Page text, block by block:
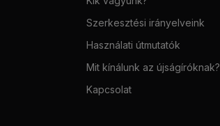
Szerkesztési irányelveink
Használati útmutatók
Mit kínálunk az újságíróknak?
Kapcsolat